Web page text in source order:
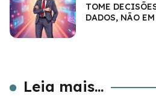
TOME
DADOS, NÃO
Leia mais...